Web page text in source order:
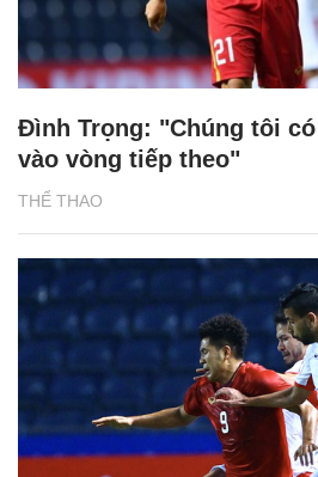
THỂ THAO
Đình Trọng: "Chúng tôi
vào vòng tiếp theo"